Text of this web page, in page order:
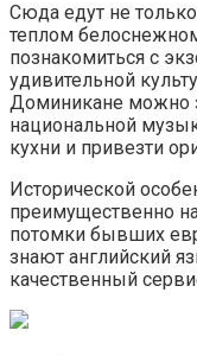
Сюда едут не
теплом
познакомиться с
удивительной
Доминикане можно
национальной
кухни и привезти
Исторической
преимущественно
потомки бывших
знают английский
качественный